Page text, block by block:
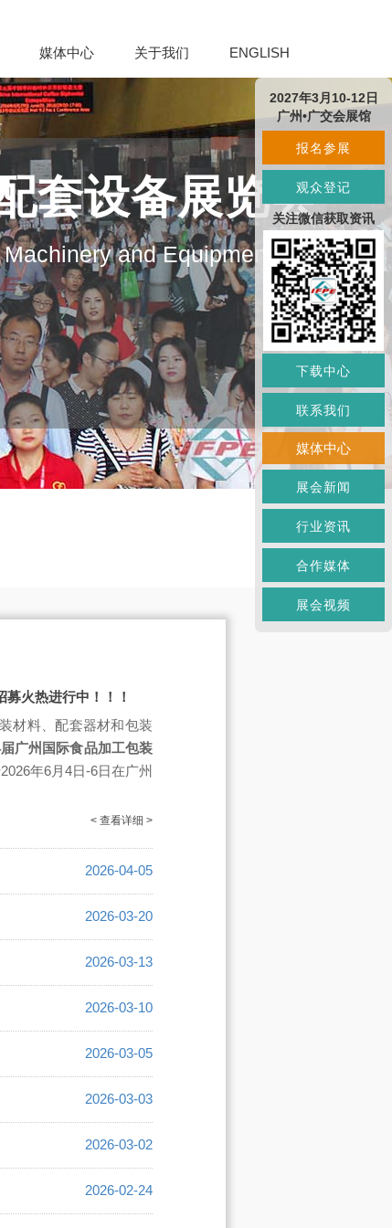
媒体中心 关于我们 ENGLISH
套设备展览会
and Equipment
募火热进行中！！！
材料、配套器材和包装
广州国际食品加工包装
年6月4日-6日在广州
< 查看详细 >
2026-04-05
2026-03-20
2026-03-13
2026-03-10
2026-03-05
2026-03-03
2026-03-02
2026-02-24
2027年3月10-12日
广州•广交会展馆
报名参展
观众登记
关注微信获取资讯
下载中心
联系我们
媒体中心
展会新闻
行业资讯
合作媒体
展会视频